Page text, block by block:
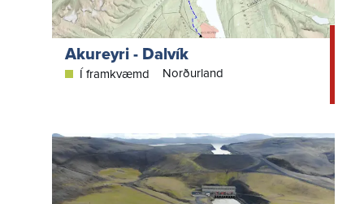
Akureyri - Dalvík
Í framkvæmd Norðurland